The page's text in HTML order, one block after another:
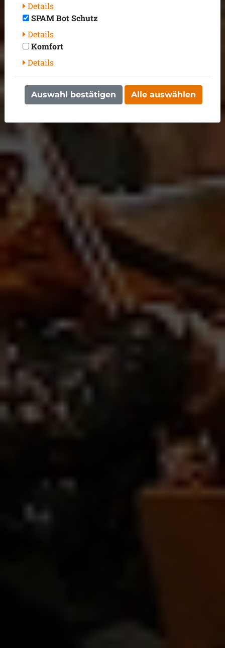
Details
SPAM Bot Schutz
Details
Komfort
Details
Auswahl bestätigen Alle auswählen